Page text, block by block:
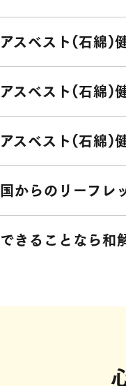
アスベスト(石綿)
アスベスト(石綿)
アスベスト(石綿)
国からのリーフレ
できることなら和